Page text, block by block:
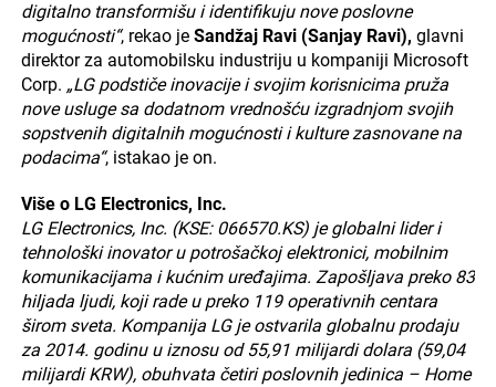
digitalno transformišu i identifikuju nove poslovne
mogućnosti“, rekao je Sandžaj Ravi (Sanjay Ravi), glavni
direktor za automobilsku industriju u kompaniji Microsoft
Corp. „LG podstiče inovacije i svojim korisnicima pruža
nove usluge sa dodatnom vrednošću izgradnjom svojih
sopstvenih digitalnih mogućnosti i kulture zasnovane na
podacima“, istakao je on.
Više o LG Electronics, Inc.
LG Electronics, Inc. (KSE: 066570.KS) je globalni lider i
tehnološki inovator u potrošačkoj elektronici, mobilnim
komunikacijama i kućnim uređajima. Zapošljava preko 83
hiljada ljudi, koji rade u preko 119 operativnih centara
širom sveta. Kompanija LG je ostvarila globalnu prodaju
za 2014. godinu u iznosu od 55,91 milijardi dolara (59,04
milijardi KRW), obuhvata četiri poslovnih jedinica – Home